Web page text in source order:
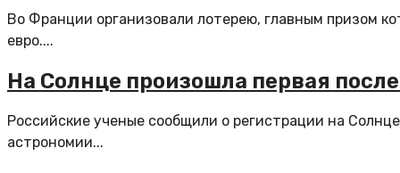
Во Франции организовали лотерею, главным призом
евро....
На Солнце произошла первая
Российские ученые сообщили о регистрации на
астрономии...